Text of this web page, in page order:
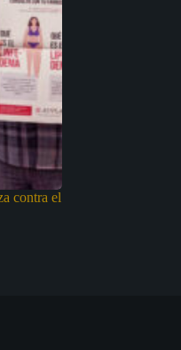
contra el